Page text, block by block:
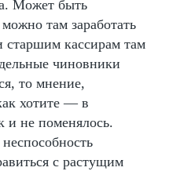
Может быть
там заработать
старшим кассирам там
чиновники
то мнение,
хотите — в
и не поменялось.
с растущим